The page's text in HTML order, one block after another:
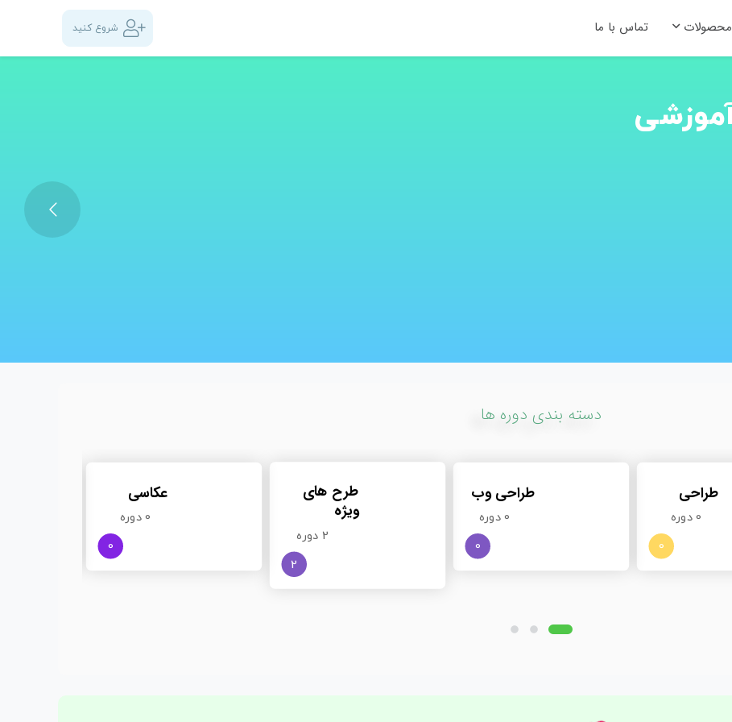
محصولات تماس با ما شروع کنید
ات
بپیوندی
دسته بندی دوره ها
طراحی
0 دوره
0
طراحی وب
0 دوره
0
طرح های
ویژه
2 دوره
2
عکاسی
0 دوره
0